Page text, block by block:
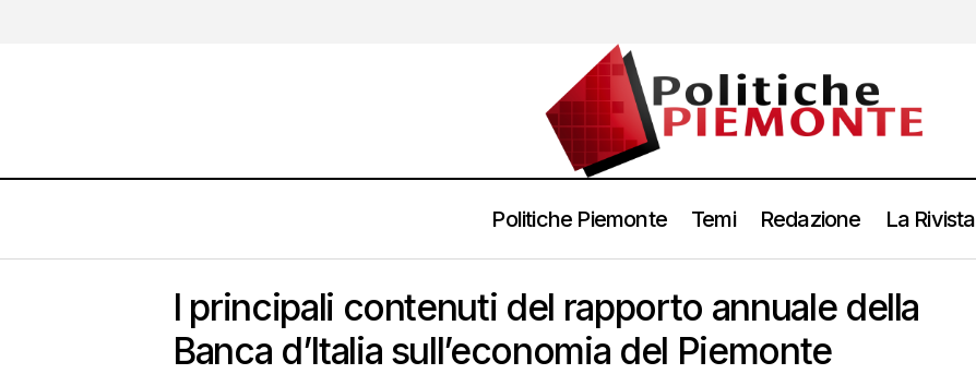
Politiche Piemonte Temi Redazione La Rivista
I principali contenuti del rapporto annuale della
Banca d’Italia sull’economia del Piemonte